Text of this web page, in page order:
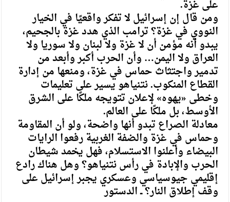
على غزة.
ومن قال إن إسرائيل لا تفكر واقعيًا في الخيار
النووي في غزة؟ ترامب الذي هدد غزة بالجحيم،
يبدو أنه مؤمن أن لا غزة ولا لبنان ولا سوريا ولا
العراق ولا اليمن… وأن الحرب أكبر وأبعد من
تدمير واجتثاث حماس في غزة، ومنعها من إدارة
القطاع المنكوب. نتنياهو يسير على تعليمات
وخطى «يهوه» لإعلان تتويجه ملكًا على الشرق
الأوسط، بل ملكًا على العالم.
معادلة الصراع تبدو أنها واضحة، ولو أن المقاومة
وحماس في غزة والضفة الغربية رفعوا الرايات
البيضاء وأعلنوا الاستسلام، فهل يخمد شيطان
الحرب والإبادة في رأس نتنياهو؟ وهل هناك رادع
إقليمي جيوسياسي وعسكري يجبر إسرائيل على
وقف إطلاق النار؟ ــ الدستور